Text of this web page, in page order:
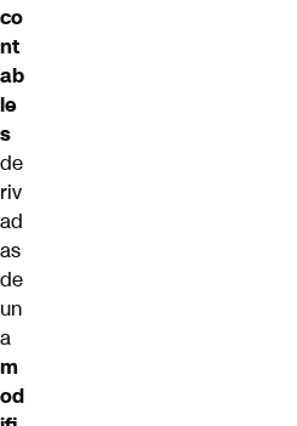
co
nt
ab
le
s
de
riv
ad
as
de
un
a
m
od